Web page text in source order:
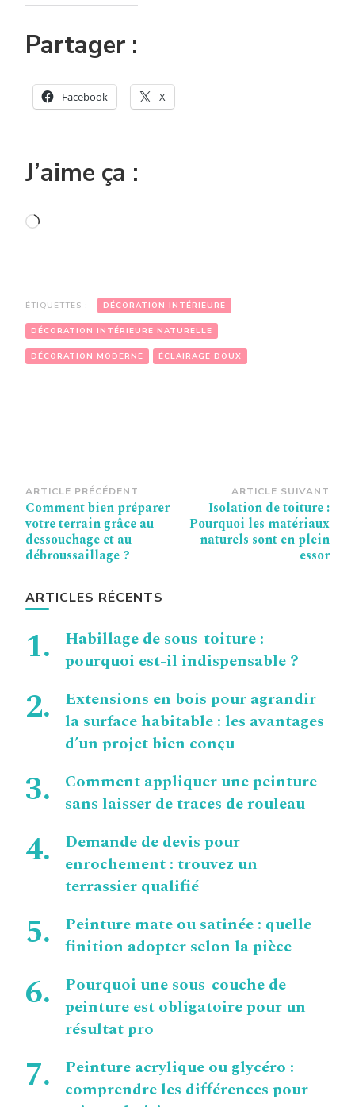
Partager :
Facebook X
J’aime ça :
Chargement…
ÉTIQUETTES : DÉCORATION INTÉRIEURE
DÉCORATION INTÉRIEURE NATURELLE
DÉCORATION MODERNE ÉCLAIRAGE DOUX
Navigation
d’article
ARTICLE PRÉCÉDENT
Comment bien préparer
votre terrain grâce au
dessouchage et au
débroussaillage ?
ARTICLE SUIVANT
Isolation de toiture :
Pourquoi les matériaux
naturels sont en plein
essor
ARTICLES RÉCENTS
Habillage de sous-toiture :
pourquoi est-il indispensable ?
Extensions en bois pour agrandir
la surface habitable : les avantages
d’un projet bien conçu
Comment appliquer une peinture
sans laisser de traces de rouleau
Demande de devis pour
enrochement : trouvez un
terrassier qualifié
Peinture mate ou satinée : quelle
finition adopter selon la pièce
Pourquoi une sous-couche de
peinture est obligatoire pour un
résultat pro
Peinture acrylique ou glycéro :
comprendre les différences pour